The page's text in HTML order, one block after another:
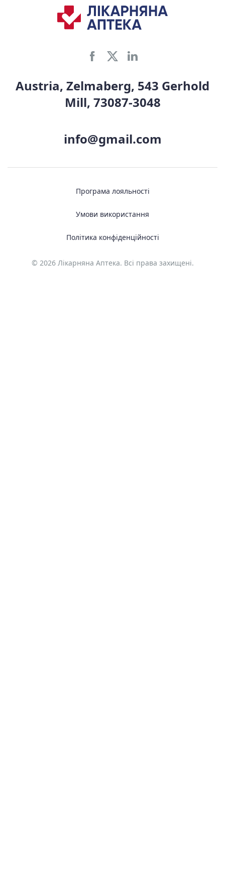
Austria, Zelmaberg, 543 Gerhold
Mill, 73087-3048
info@gmail.com
© 2026 Лікарняна Аптека. Всі права захищені.
Програма лояльності
Умови використання
Політика конфіденційності